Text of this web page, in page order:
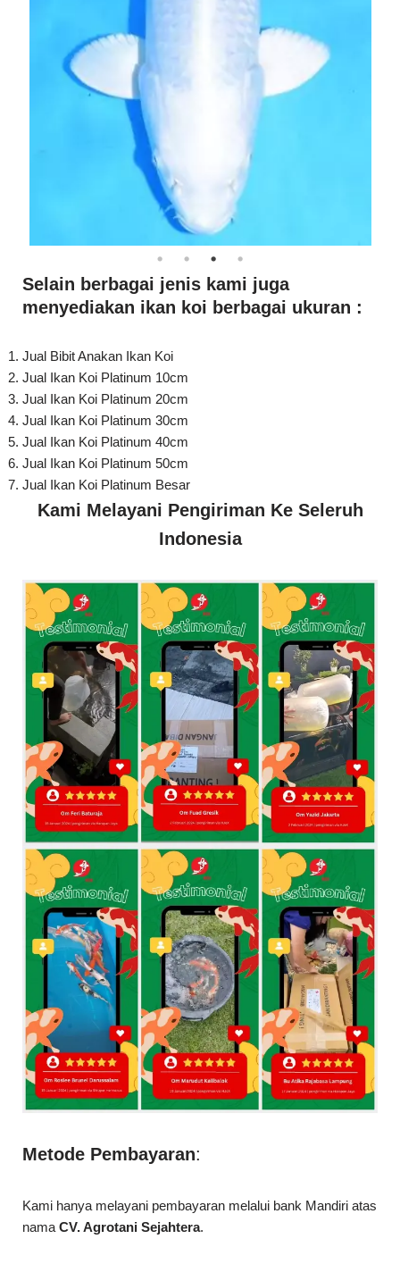
Selain berbagai jenis kami juga
menyediakan ikan koi berbagai ukuran :
Jual Bibit Anakan Ikan Koi
Jual Ikan Koi Platinum 20cm
Jual Ikan Koi Platinum 30cm
Jual Ikan Koi Platinum 40cm
Jual Ikan Koi Platinum 50cm
Jual Ikan Koi Platinum Besar
Kami Melayani Pengiriman Ke Seleruh
Indonesia
Metode Pembayaran:
Kami hanya melayani pembayaran melalui bank Mandiri atas